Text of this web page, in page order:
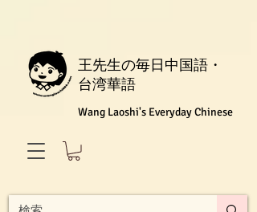
王先生の毎日中国語・
台湾華語
Wang Laoshi's Everyday Chinese